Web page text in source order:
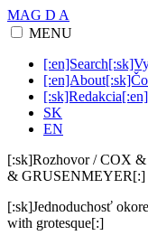
MAG D A
MENU
SK
EN
[:sk]Rozhovor / COX
& GRUSENMEYER[:]
[:sk]Jednoduchosť
with grotesque[:]